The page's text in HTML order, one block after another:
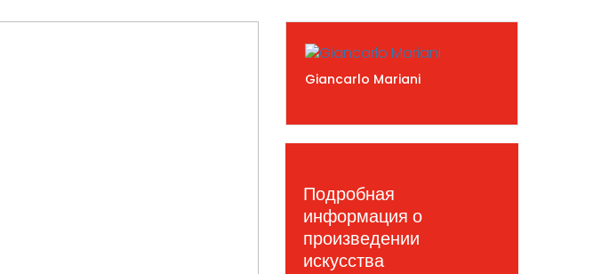
Giancarlo Mariani
Подробная
информация о
произведении
искусства